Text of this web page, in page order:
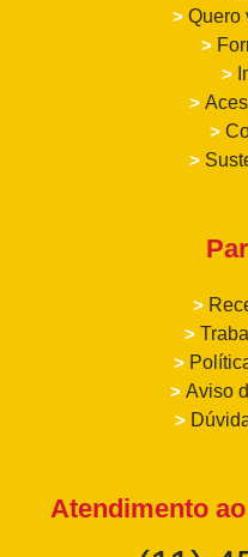
> Quero
>
>
>
>
>
>
>
>
> Aviso
>
Atendimento